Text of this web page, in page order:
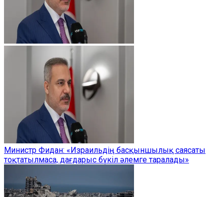
Министр Фидан: «Израильдің басқыншылық саясаты
тоқтатылмаса, дағдарыс бүкіл әлемге таралады»